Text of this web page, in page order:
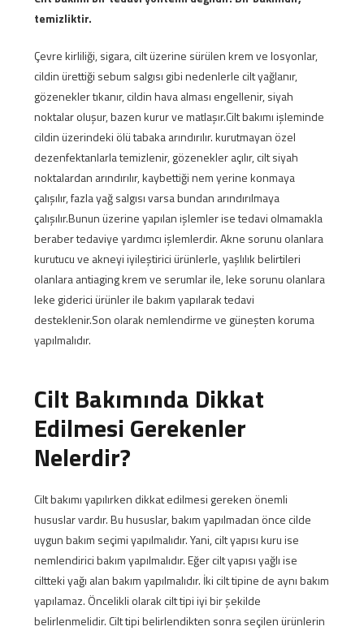
temizliktir.
Çevre kirliliği, sigara, cilt üzerine sürülen krem ve losyonlar,
cildin ürettiği sebum salgısı gibi nedenlerle cilt yağlanır,
gözenekler tıkanır, cildin hava alması engellenir, siyah
noktalar oluşur, bazen kurur ve matlaşır.Cilt bakımı işleminde
cildin üzerindeki ölü tabaka arındırılır. kurutmayan özel
dezenfektanlarla temizlenir, gözenekler açılır, cilt siyah
noktalardan arındırılır, kaybettiği nem yerine konmaya
çalışılır, fazla yağ salgısı varsa bundan arındırılmaya
çalışılır.Bunun üzerine yapılan işlemler ise tedavi olmamakla
beraber tedaviye yardımcı işlemlerdir. Akne sorunu olanlara
kurutucu ve akneyi iyileştirici ürünlerle, yaşlılık belirtileri
olanlara antiaging krem ve serumlar ile, leke sorunu olanlara
leke giderici ürünler ile bakım yapılarak tedavi
desteklenir.Son olarak nemlendirme ve güneşten koruma
yapılmalıdır.
Cilt Bakımında Dikkat
Edilmesi Gerekenler
Nelerdir?
Cilt bakımı yapılırken dikkat edilmesi gereken önemli
hususlar vardır. Bu hususlar, bakım yapılmadan önce cilde
uygun bakım seçimi yapılmalıdır. Yani, cilt yapısı kuru ise
nemlendirici bakım yapılmalıdır. Eğer cilt yapısı yağlı ise
ciltteki yağı alan bakım yapılmalıdır. İki cilt tipine de aynı bakım
yapılamaz. Öncelikli olarak cilt tipi iyi bir şekilde
belirlenmelidir. Cilt tipi belirlendikten sonra seçilen ürünlerin